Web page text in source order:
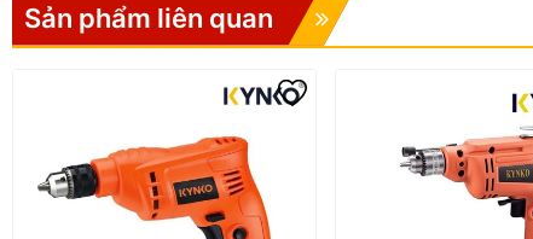
Sản phẩm liên quan